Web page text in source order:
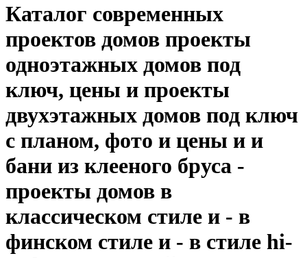
Каталог современных
проектов домов проекты
одноэтажных домов под
ключ, цены и проекты
двухэтажных домов под ключ
с планом, фото и цены и и
бани из клееного бруса -
проекты домов в
классическом стиле и - в
финском стиле и - в стиле hi-